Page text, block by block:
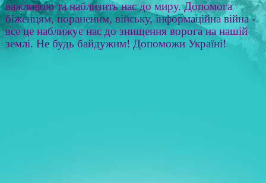
важливою та наблизить нас до миру. Допомога
біженцям, пораненим, війську, інформаційна війна -
все це наближує нас до знищення ворога на нашій
землі. Не будь байдужим! Допоможи Україні!